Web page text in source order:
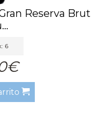
Reserva Brut
6